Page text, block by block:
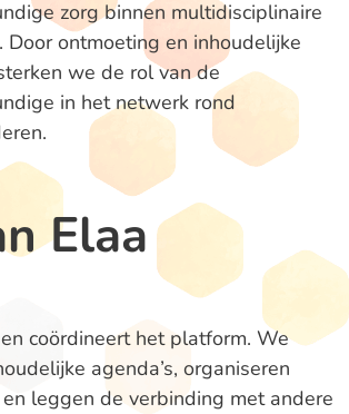
zorg binnen multidisciplinaire
Door ontmoeting en inhoudelijke
we de rol van de
in het netwerk rond
Elaa
coördineert het platform. We
agenda’s, organiseren
leggen de verbinding met andere